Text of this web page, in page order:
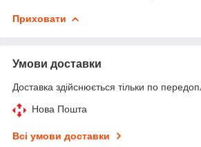
Приховати
Умови доставки
Доставка здійснюється тільки по
Нова Пошта
Всі умови доставки